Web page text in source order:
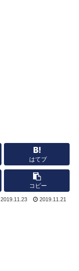
はてブ
コピー
2019.11.23 2019.11.21